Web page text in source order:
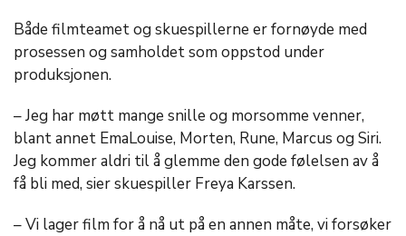
Både filmteamet og skuespillerne er fornøyde med
prosessen og samholdet som oppstod under
produksjonen.
– Jeg har møtt mange snille og morsomme venner,
blant annet EmaLouise, Morten, Rune, Marcus og Siri.
Jeg kommer aldri til å glemme den gode følelsen av å
få bli med, sier skuespiller Freya Karssen.
– Vi lager film for å nå ut på en annen måte, vi forsøker